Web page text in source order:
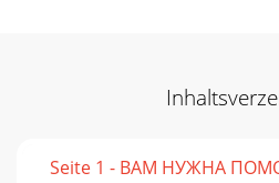
Seite 1 - ВАМ НУЖНА